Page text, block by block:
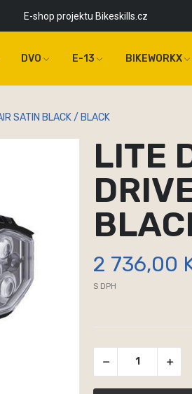
E-shop projektu Bikeskills.cz
DVO E-13 BIKEWORKX
SATIN BLACK / BLACK
LITE
2 736,00
S DPH